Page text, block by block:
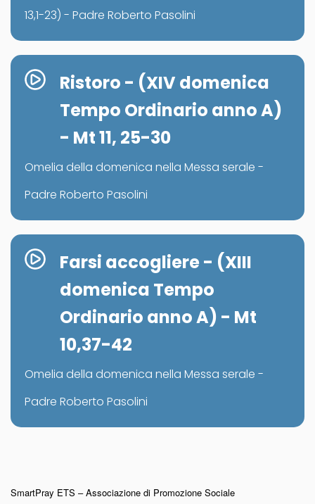
13,1-23) - Padre Roberto Pasolini
Ristoro - (XIV domenica
Tempo Ordinario anno A)
- Mt 11, 25-30
Omelia della domenica nella Messa serale -
Padre Roberto Pasolini
Farsi accogliere - (XIII
domenica Tempo
Ordinario anno A) - Mt
10,37-42
Omelia della domenica nella Messa serale -
Padre Roberto Pasolini
SmartPray ETS – Associazione di Promozione Sociale